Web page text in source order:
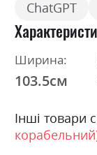
ChatGPT
Ширина:
103.5см
Інші товари